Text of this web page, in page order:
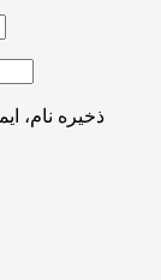
ذخیره نام،